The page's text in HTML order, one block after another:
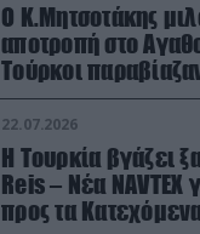
Ο Κ.Μητσοτάκης
αποτροπή στο
Τούρκοι
drone
22.07.2026
Η Τουρκία βγάζει
Reis – Νέα NAVTEX
προς τα